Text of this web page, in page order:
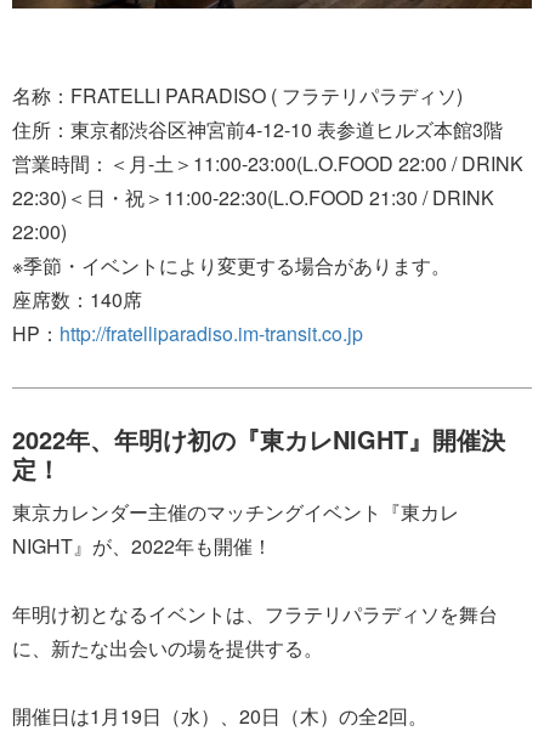
名称：FRATELLI PARADISO ( フラテリパラディソ)
住所：東京都渋谷区神宮前4-12-10 表参道ヒルズ本館3階
営業時間：＜月-土＞11:00-23:00(L.O.FOOD 22:00 / DRINK
22:30)＜日・祝＞11:00-22:30(L.O.FOOD 21:30 / DRINK
22:00)
※季節・イベントにより変更する場合があります。
座席数：140席
HP： http://fratelliparadiso.im-transit.co.jp
2022年、年明け初の『東カレNIGHT』開催決
定！
東京カレンダー主催のマッチングイベント『東カレ
NIGHT』が、2022年も開催！
年明け初となるイベントは、フラテリパラディソを舞台
に、新たな出会いの場を提供する。
開催日は1月19日（水）、20日（木）の全2回。